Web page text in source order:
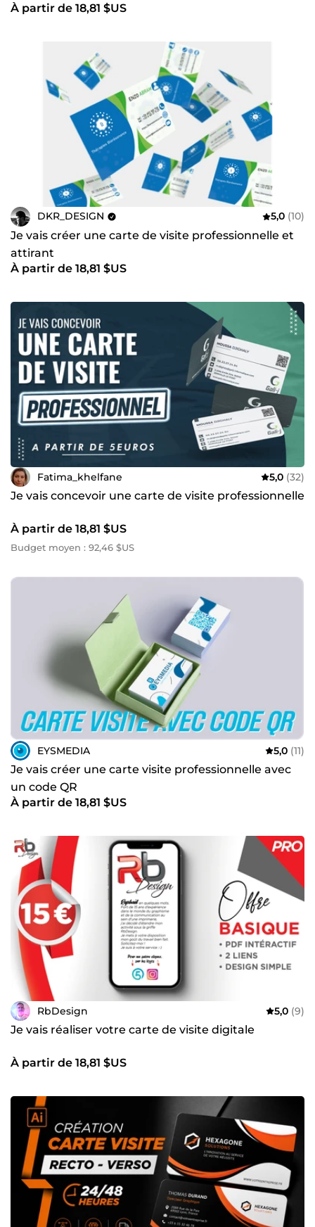
À partir de 18,81 $US
DKR_DESIGN 5,0 (10)
Je vais créer une carte de visite professionnelle et
attirant
À partir de 18,81 $US
Fatima_khelfane 5,0 (32)
Je vais concevoir une carte de visite professionnelle
À partir de 18,81 $US
Budget moyen : 92,46 $US
EYSMEDIA 5,0 (11)
Je vais créer une carte visite professionnelle avec
un code QR
À partir de 18,81 $US
RbDesign 5,0 (9)
Je vais réaliser votre carte de visite digitale
À partir de 18,81 $US